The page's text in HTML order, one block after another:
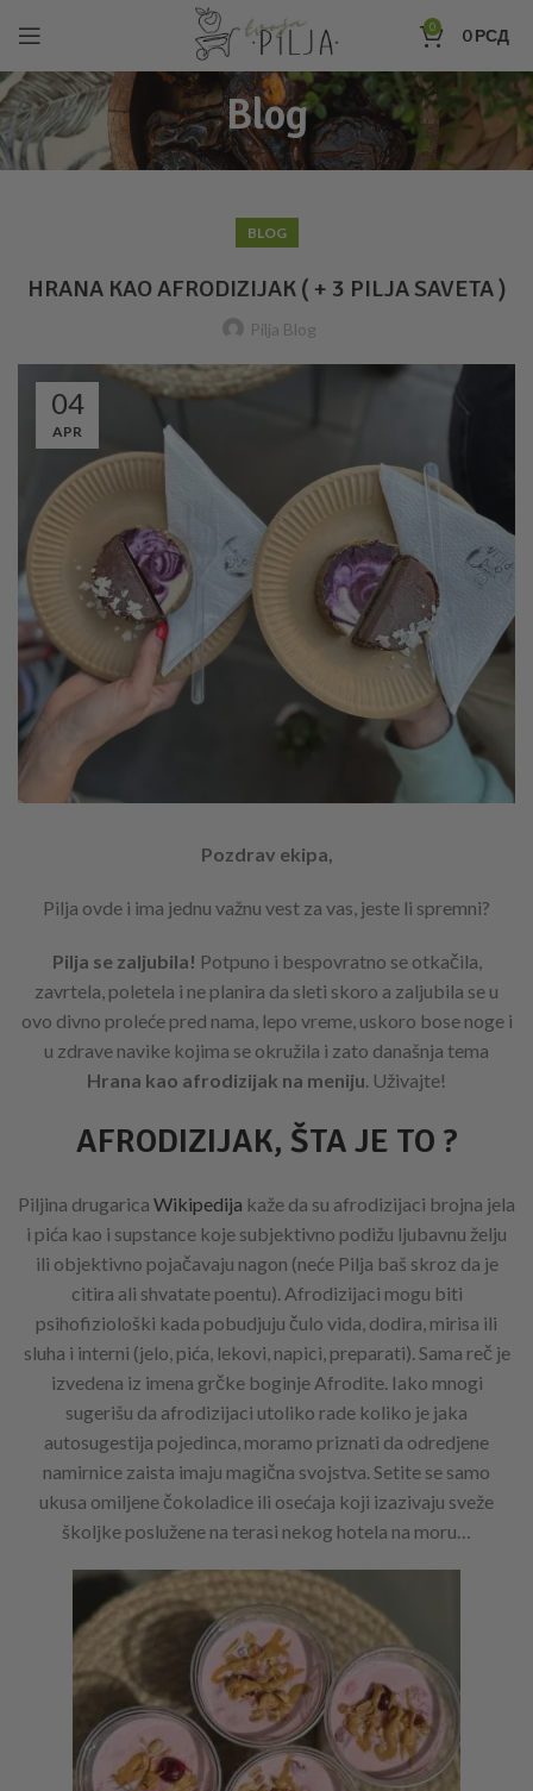
0 0РСД
Blog
BLOG
HRANA KAO AFRODIZIJAK ( + 3 PILJA SAVETA )
Pilja Blog
04
APR
Pozdrav ekipa,
Pilja ovde i ima jednu važnu vest za vas, jeste li spremni?
Pilja se zaljubila! Potpuno i bespovratno se otkačila,
zavrtela, poletela i ne planira da sleti skoro a zaljubila se u
ovo divno proleće pred nama, lepo vreme, uskoro bose noge i
u zdrave navike kojima se okružila i zato današnja tema
Hrana kao afrodizijak na meniju. Uživajte!
AFRODIZIJAK, ŠTA JE TO ?
Piljina drugarica Wikipedija kaže da su afrodizijaci brojna jela
i pića kao i supstance koje subjektivno podižu ljubavnu želju
ili objektivno pojačavaju nagon (neće Pilja baš skroz da je
citira ali shvatate poentu). Afrodizijaci mogu biti
psihofiziološki kada pobudjuju čulo vida, dodira, mirisa ili
sluha i interni (jelo, pića, lekovi, napici, preparati). Sama reč je
izvedena iz imena grčke boginje Afrodite. Iako mnogi
sugerišu da afrodizijaci utoliko rade koliko je jaka
autosugestija pojedinca, moramo priznati da odredjene
namirnice zaista imaju magična svojstva. Setite se samo
ukusa omiljene čokoladice ili osećaja koji izazivaju sveže
školjke poslužene na terasi nekog hotela na moru…